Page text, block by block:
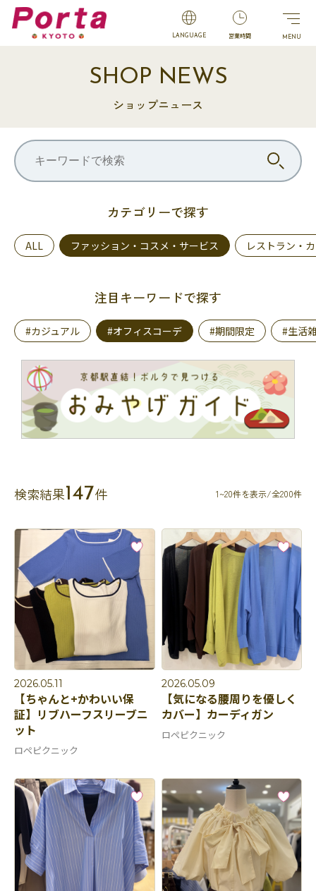
LANGUAGE 営業時間
SHOP NEWS
ショップニュース
カテゴリーで探す
ALL ファッション・コスメ・サービス レストラン・
注目キーワードで探す
#カジュアル #オフィスコーデ #期間限定 #生活
検索結果147件 1~20件を表示/全200件
2026.05.11
【ちゃんと+かわいい保
証】リブハーフスリーブニ
ット
ロペピクニック
2026.05.09
【気になる腰周りを優しく
カバー】カーディガン
ロペピクニック